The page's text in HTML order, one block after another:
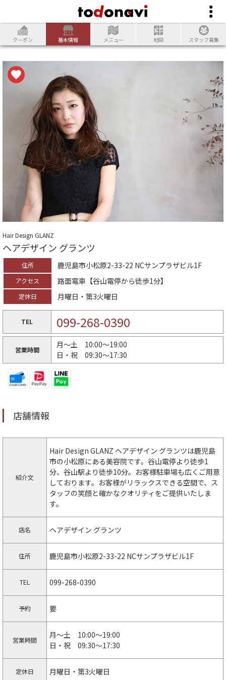
クーポン 基本情報 メニュー 地図 スタッフ募集
Hair Design GLANZ
ヘアデザイン グランツ
住所 鹿児島市小松原2-33-22 NCサンプラザビル1F
アクセス 路面電車【谷山電停から徒歩1分】
定休日 月曜日・第3火曜日
TEL 099-268-0390
営業時間
月〜土 10:00〜19:00
日・祝 09:30〜17:30
店舗情報
紹介文
Hair Design GLANZ ヘアデザイン グランツは鹿児島
市の小松原にある美容院です。谷山電停より徒歩1
分、谷山駅より徒歩10分。お客様駐車場も広くご用意
しております。お客様がリラックスできる空間で、ス
タッフの笑顔と確かなクオリティをご提供いたしま
す。
店名 ヘアデザイン グランツ
住所 鹿児島市小松原2-33-22 NCサンプラザビル1F
TEL 099-268-0390
予約 要
営業時間
月〜土 10:00〜19:00
日・祝 09:30〜17:30
定休日 月曜日・第3火曜日